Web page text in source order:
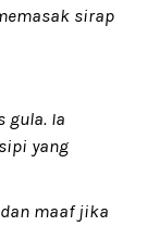
sirap
gula. Ia
yang
dan maaf jika